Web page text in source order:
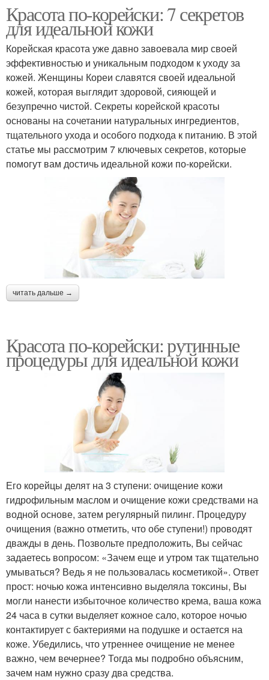
Красота по-корейски: 7 секретов
для идеальной кожи
Корейская красота уже давно завоевала мир своей
эффективностью и уникальным подходом к уходу за
кожей. Женщины Кореи славятся своей идеальной
кожей, которая выглядит здоровой, сияющей и
безупречно чистой. Секреты корейской красоты
основаны на сочетании натуральных ингредиентов,
тщательного ухода и особого подхода к питанию. В этой
статье мы рассмотрим 7 ключевых секретов, которые
помогут вам достичь идеальной кожи по-корейски.
читать дальше →
Красота по-корейски: рутинные
процедуры для идеальной кожи
Его корейцы делят на 3 ступени: очищение кожи
гидрофильным маслом и очищение кожи средствами на
водной основе, затем регулярный пилинг. Процедуру
очищения (важно отметить, что обе ступени!) проводят
дважды в день. Позвольте предположить, Вы сейчас
задаетесь вопросом: «Зачем еще и утром так тщательно
умываться? Ведь я не пользовалась косметикой». Ответ
прост: ночью кожа интенсивно выделяла токсины, Вы
могли нанести избыточное количество крема, ваша кожа
24 часа в сутки выделяет кожное сало, которое ночью
контактирует с бактериями на подушке и остается на
коже. Убедились, что утреннее очищение не менее
важно, чем вечернее? Тогда мы подробно объясним,
зачем нам нужно сразу два средства.